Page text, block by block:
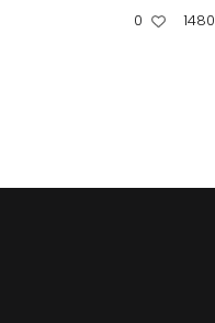
1480
0